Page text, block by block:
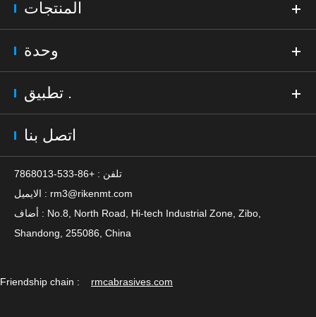
المنتجات
وحدة
تطبيق .
اتصل بنا
تلفن : +86-533-7868013
الايميل : rm3@rikenmt.com
أضاف : No.8, North Road, Hi-tech Industrial Zone, Zibo,
Shandong, 255086, China
Friendship chain : rmcabrasives.com